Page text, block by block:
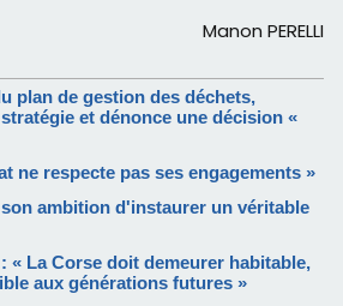
Manon PERELLI
plan de gestion des déchets,
et dénonce une décision «
ne respecte pas ses engagements »
ambition d'instaurer un véritable
« La Corse doit demeurer habitable,
aux générations futures »